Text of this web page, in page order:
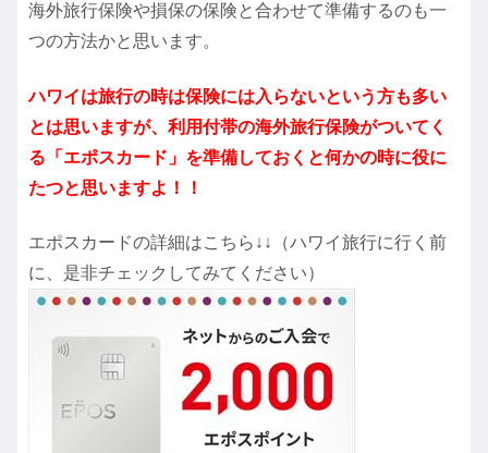
海外旅行保険や損保の保険と合わせて準備するのも一
つの方法かと思います。
ハワイは旅行の時は保険には入らないという方も多い
とは思いますが、利用付帯の海外旅行保険がついてく
る「エポスカード」を準備しておくと何かの時に役に
たつと思いますよ！！
エポスカードの詳細はこちら↓↓（ハワイ旅行に行く前
に、是非チェックしてみてください）